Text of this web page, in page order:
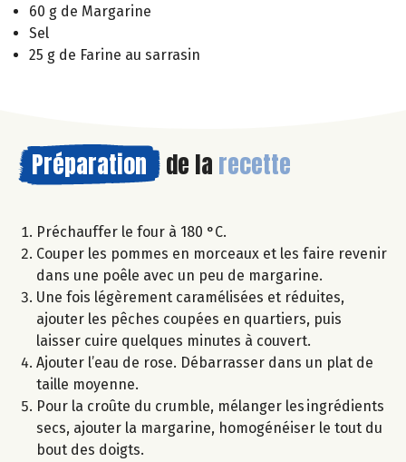
60 g de Margarine
Sel
25 g de Farine au sarrasin
Préparation de la recette
Préchauffer le four à 180 °C.
Couper les pommes en morceaux et les faire revenir
dans une poêle avec un peu de margarine.
Une fois légèrement caramélisées et réduites,
ajouter les pêches coupées en quartiers, puis
laisser cuire quelques minutes à couvert.
Ajouter l’eau de rose. Débarrasser dans un plat de
taille moyenne.
Pour la croûte du crumble, mélanger les ingrédients
secs, ajouter la margarine, homogénéiser le tout du
bout des doigts.